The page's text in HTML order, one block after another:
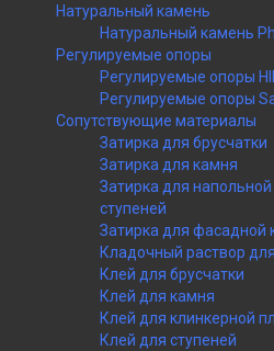
Натуральный камень
Натуральный камень
Регулируемые опоры
Регулируемые опоры
Регулируемые опоры
Сопутствующие материалы
Затирка для брусчатки
Затирка для камня
Затирка для
ступеней
Затирка для фасадной
Кладочный раствор
Клей для брусчатки
Клей для камня
Клей для клинкерной
Клей для ступеней